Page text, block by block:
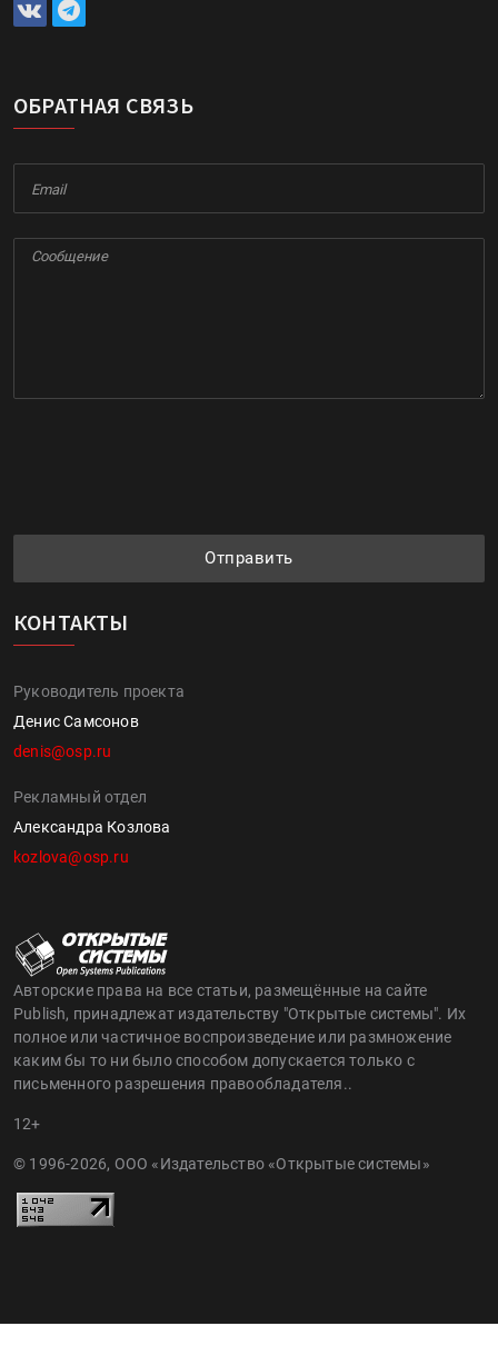
ОБРАТНАЯ СВЯЗЬ
Отправить
КОНТАКТЫ
Руководитель проекта
Денис Самсонов
denis@osp.ru
Рекламный отдел
Александра Козлова
kozlova@osp.ru
Авторские права на все статьи, размещённые на сайте
Publish, принадлежат издательству "Открытые системы". Их
полное или частичное воспроизведение или размножение
каким бы то ни было способом допускается только с
письменного разрешения правообладателя..
12+
© 1996-2026, ООО «Издательство «Открытые системы»